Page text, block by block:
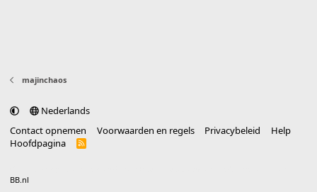
majinchaos
Nederlands
Contact opnemen
Voorwaarden en regels Privacybeleid
Help
Hoofdpagina
R
BB.nl